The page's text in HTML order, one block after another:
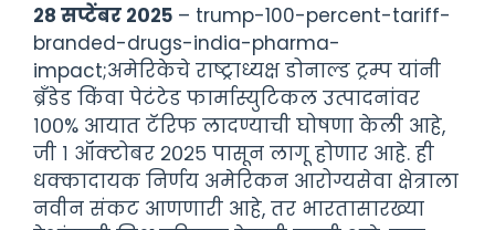
२८ सप्टेंबर २०२५ – trump-100-percent-tariff-
branded-drugs-india-pharma-
impact;अमेरिकेचे राष्ट्राध्यक्ष डोनाल्ड ट्रम्प यांनी
ब्रँडेड किंवा पेटंटेड फार्मास्युटिकल उत्पादनांवर
१००% आयात टॅरिफ लादण्याची घोषणा केली आहे,
जी १ ऑक्टोबर २०२५ पासून लागू होणार आहे. ही
धक्कादायक निर्णय अमेरिकन आरोग्यसेवा क्षेत्राला
नवीन संकट आणणारी आहे, तर भारतासारख्या